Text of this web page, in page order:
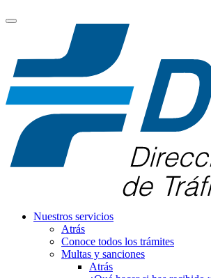
Nuestros servicios
Atrás
Conoce todos los trámites
Multas y sanciones
Atrás